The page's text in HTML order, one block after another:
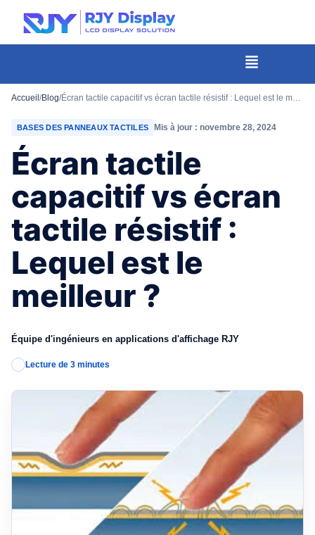
Hauteur
personnalisée
fenêtre
Menu
Accueil /Blog/ Écran tactile capacitif vs écran tactile résistif : Lequel est le meilleur ?
BASES DES PANNEAUX TACTILES Mis à jour : novembre 28, 2024
Écran tactile
capacitif vs écran
tactile résistif :
Lequel est le
meilleur ?
Équipe d'ingénieurs en applications d'affichage RJY
Lecture de 3 minutes